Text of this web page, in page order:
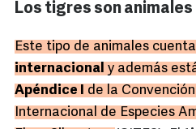
Los tigres son
Este tipo de animales
internacional y además
Apéndice I de la
Internacional de Especies